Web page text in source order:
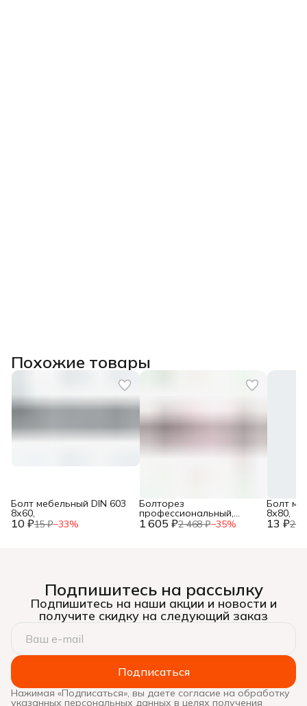
Похожие товары
10 ₽15 ₽−33%
Болт мебельный DIN 603
8х60,
1 605 ₽2 468 ₽−35%
Болторез
профессиональный,
губки из 13 ₽20
Болт
8х80,
Подпишитесь на рассылку
Подпишитесь на наши акции и новости и
получите скидку на следующий заказ
Подписаться
Нажимая «Подписаться», вы даете согласие на обработку
указанных персональных данных в целях получения